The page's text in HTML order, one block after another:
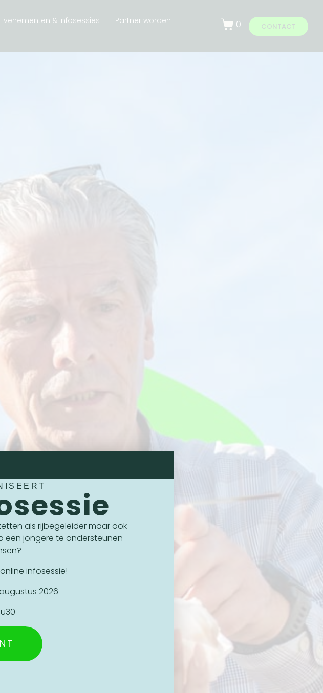
Evenementen & Infosessies
Partner worden
0 CONTACT
als rijbegeleider maar ook
een jongere te ondersteunen
infosessie!
2026